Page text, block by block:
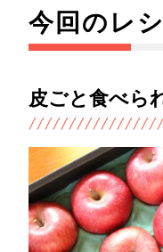
今回のレ
皮ごと食べら